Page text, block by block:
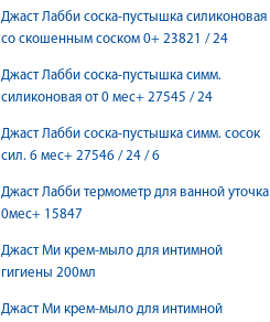
Джаст Лабби соска-пустышка силиконовая
со скошенным соском 0+ 23821 / 24
Джаст Лабби соска-пустышка симм.
силиконовая от 0 мес+ 27545 / 24
Джаст Лабби соска-пустышка симм. сосок
сил. 6 мес+ 27546 / 24 / 6
Джаст Лабби термометр для ванной уточка
0мес+ 15847
Джаст Ми крем-мыло для интимной
гигиены 200мл
Джаст Ми крем-мыло для интимной